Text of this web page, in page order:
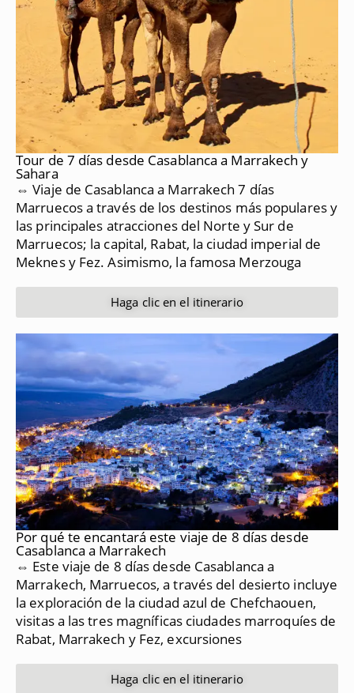
Tour de 7 días desde Casablanca a Marrakech y
Sahara
⇔ Viaje de Casablanca a Marrakech 7 días
Marruecos a través de los destinos más populares y
las principales atracciones del Norte y Sur de
Marruecos; la capital, Rabat, la ciudad imperial de
Meknes y Fez. Asimismo, la famosa Merzouga
Haga clic en el itinerario
Por qué te encantará este viaje de 8 días desde
Casablanca a Marrakech
⇔ Este viaje de 8 días desde Casablanca a
Marrakech, Marruecos, a través del desierto incluye
la exploración de la ciudad azul de Chefchaouen,
visitas a las tres magníficas ciudades marroquíes de
Rabat, Marrakech y Fez, excursiones
Haga clic en el itinerario